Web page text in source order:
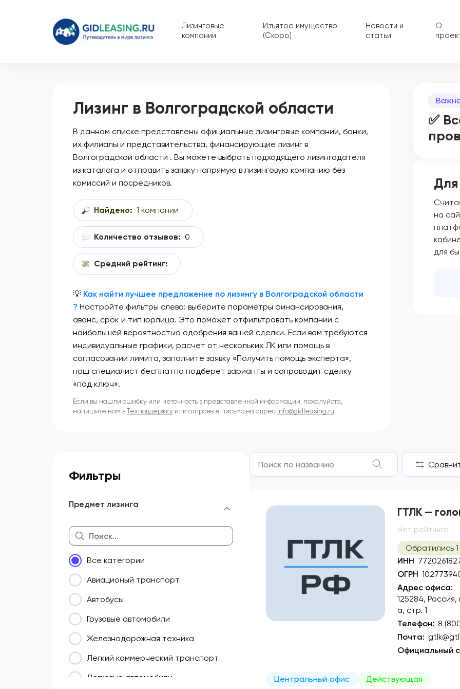
Лизинговые
компании
Изъятое имущество
(Скоро)
Новости и
статьи
О
Лизинг в Волгоградской области
В данном списке представлены официальные лизинговые компании, банки,
их филиалы и представительства, финансирующие лизинг в
Волгоградской области . Вы можете выбрать подходящего лизингодателя
из каталога и отправить заявку напрямую в лизинговую компанию без
комиссий и посредников.
Найдено: 1 компаний
Количество отзывов: 0
Средний рейтинг:
💡 Как найти лучшее предложение по лизингу в Волгоградской области
? Настройте фильтры слева: выберите параметры финансирования,
аванс, срок и тип юрлица. Это поможет отфильтровать компании с
наибольшей вероятностью одобрения вашей сделки. Если вам требуются
индивидуальные графики, расчет от нескольких ЛК или помощь в
согласовании лимита, заполните заявку «Получить помощь эксперта»,
наш специалист бесплатно подберет варианты и сопроводит сделку
«под ключ».
Если вы нашли ошибку или неточность в представленной информации, пожалуйста,
напишите нам в Техподдержку или отправьте письмо на адрес info@gidleasing.ru.
✅
на
для
Фильтры
Предмет лизинга
Все категории
Авиационый транспорт
Автобусы
Грузовые автомобили
Железнодорожная техника
Легкий коммерческий транспорт
Легковые автомобили
ГТЛК —
Нет рейтинга
Обратились
ИНН
ОГРН
Адрес офиса:
125284,
а, стр. 1
Телефон: 8
Почта:
Официальный
Центральный офис Действующая